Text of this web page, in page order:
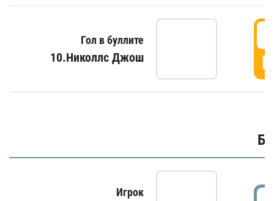
Гол в буллите
10.Николлс Джош
Игрок